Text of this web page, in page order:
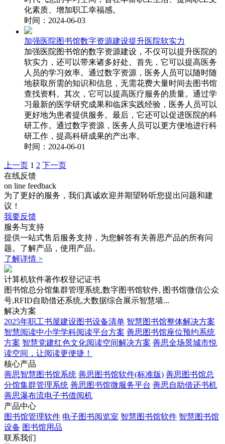
化素质、增加职工幸福感。
时间：2024-06-03
加强医院图书馆数字资源建设提升医院软实力
加强医院图书馆的数字资源建设，不仅可以提升医院的
软实力，还可以带来诸多好处。首先，它可以提高医务
人员的学习效率。通过数字资源，医务人员可以随时随
地获取所需的知识和信息，无需花费大量时间去图书馆
查找资料。其次，它可以提高医疗服务的质量。通过学
习最新的医学研究成果和临床实践经验，医务人员可以
更好地为患者提供服务。最后，它还可以促进医院的科
研工作。通过数字资源，医务人员可以更方便地进行科
研工作，提高科研成果的产出率。
时间：2024-06-01
上一页 1 2 下一页
在线反馈
on line feedback
为了更好的服务，我们真诚欢迎并期望聆听您提出问题和建
议！
我要反馈
服务与支持
提供一站式售后服务支持，为您解答有关善思产品的所有问
题。了解产品，使用产品。
了解详情 >
计算机软件著作权登记证书
图书馆总分馆集群管理系统,数字图书馆软件, 图书馆微信公众
号,RFID自助借还系统,大数据综合展示智慧墙...
解决方案
2025年职工书屋建设图书设备清单 智慧图书馆整体解决方案
智慧阅读中小学学科阅读平台方案 善思图书馆座位预约系统
方案 智慧党建红色文化阅读空间解决方案 善思全场景城市悦
读空间，让阅读更便捷！
核心产品
善思智慧图书馆系统 善思图书馆软件(标准版) 善思图书馆总
分馆集群管理系统 善思图书馆微服务平台 善思自助借还书机
善思瀑布流电子书借阅机
产品中心
图书馆管理软件 电子图书阅览室 智慧图书馆软件 智慧图书馆
设备 图书馆用品
联系我们